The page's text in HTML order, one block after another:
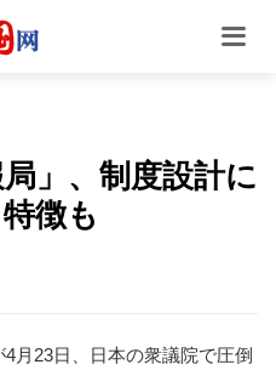
」、制度設計に
徴も
4月23日、日本の衆議院で圧倒